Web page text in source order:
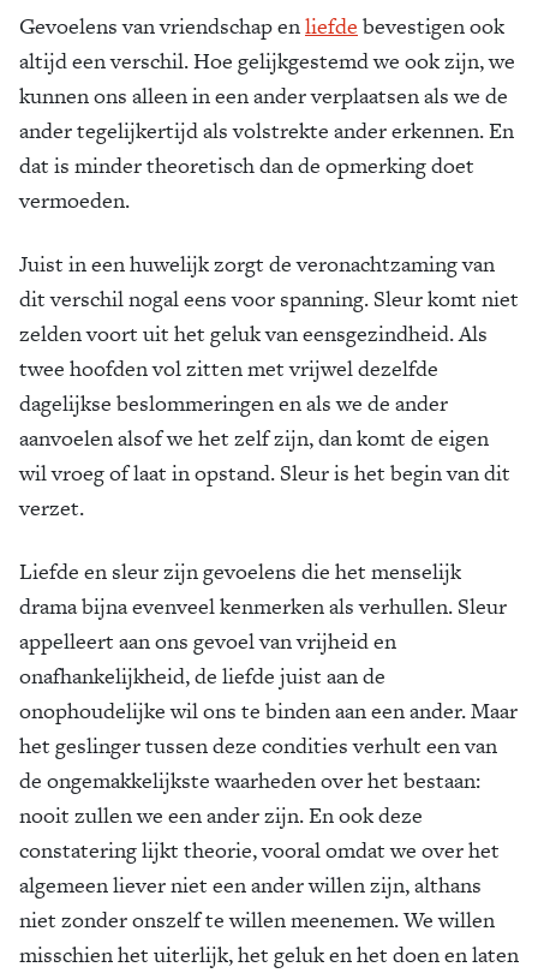
Gevoelens van vriendschap enliefde bevestigen ook
altijd een verschil. Hoe gelijkgestemd we ook zijn, we
kunnen ons alleen in een ander verplaatsen als we de
ander tegelijkertijd als volstrekte ander erkennen. En
dat is minder theoretisch dan de opmerking doet
vermoeden.
Juist in een huwelijk zorgt de veronachtzaming van
dit verschil nogal eens voor spanning. Sleur komt niet
zelden voort uit het geluk van eensgezindheid. Als
twee hoofden vol zitten met vrijwel dezelfde
dagelijkse beslommeringen en als we de ander
aanvoelen alsof we het zelf zijn, dan komt de eigen
wil vroeg of laat in opstand. Sleur is het begin van dit
verzet.
Liefde en sleur zijn gevoelens die het menselijk
drama bijna evenveel kenmerken als verhullen. Sleur
appelleert aan ons gevoel van vrijheid en
onafhankelijkheid, de liefde juist aan de
onophoudelijke wil ons te binden aan een ander. Maar
het geslinger tussen deze condities verhult een van
de ongemakkelijkste waarheden over het bestaan:
nooit zullen we een ander zijn. En ook deze
constatering lijkt theorie, vooral omdat we over het
algemeen liever niet een ander willen zijn, althans
niet zonder onszelf te willen meenemen. We willen
misschien het uiterlijk, het geluk en het doen en laten